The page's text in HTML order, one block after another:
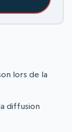
lors de la
diffusion